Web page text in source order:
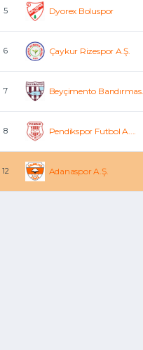
5 Dyorex Boluspor
6 Çaykur Rizespor A.Ş.
7 Beyçimento Bandırmas...
8 Pendikspor Futbol A....
12 Adanaspor A.Ş.